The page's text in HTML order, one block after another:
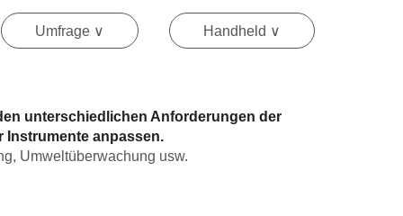
Umfrage ∨ Handheld ∨
unterschiedlichen Anforderungen der
Instrumente anpassen.
Umweltüberwachung usw.